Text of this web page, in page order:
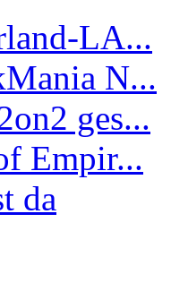
LA...
N...
ges...
Empir...
da